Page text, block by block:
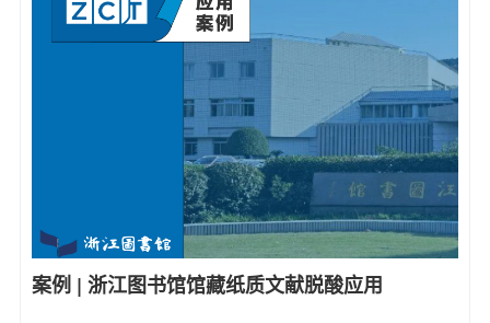
案例 | 浙江图书馆馆藏纸质文献脱酸应用